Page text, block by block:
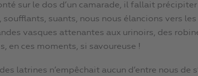
sur le dos d’un camarade, il fallait
soufflants, suants, nous nous élancions vers
vasques attenantes aux urinoirs, des
en ces moments, si savoureuse !
latrines n’empêchait aucun d’entre nous de